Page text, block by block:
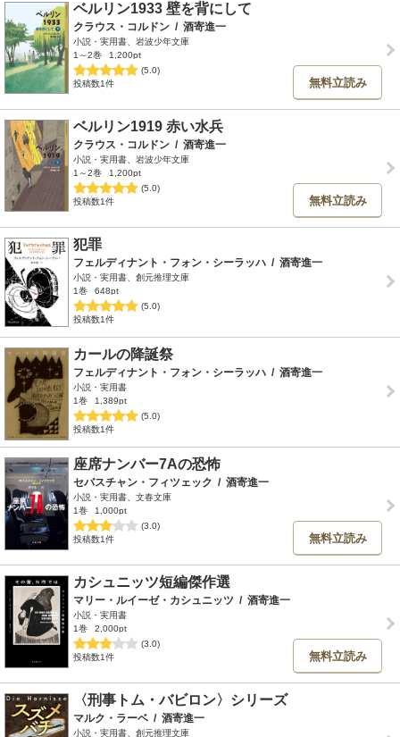
ベルリン1933 壁を背にして
クラウス・コルドン / 酒寄進一
小説・実用書、岩波少年文庫
1～2巻
1,200pt
(5.0)
投稿数1件
無料立読み
ベルリン1919 赤い水兵
クラウス・コルドン / 酒寄進一
小説・実用書、岩波少年文庫
1～2巻
1,200pt
(5.0)
投稿数1件
無料立読み
犯罪
フェルディナント・フォン・シーラッハ / 酒寄進一
小説・実用書、創元推理文庫
1巻
648pt
(5.0)
投稿数1件
カールの降誕祭
フェルディナント・フォン・シーラッハ / 酒寄進一
小説・実用書
1巻
1,389pt
(5.0)
投稿数1件
座席ナンバー7Aの恐怖
セバスチャン・フィツェック / 酒寄進一
小説・実用書、文春文庫
1巻
1,000pt
(3.0)
投稿数1件
無料立読み
カシュニッツ短編傑作選
マリー・ルイーゼ・カシュニッツ / 酒寄進一
小説・実用書
1巻
2,000pt
(3.0)
投稿数1件
無料立読み
〈刑事トム・バビロン〉シリーズ
マルク・ラーベ / 酒寄進一
小説・実用書、創元推理文庫